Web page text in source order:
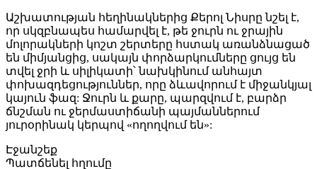
Աշխատության հեղինակներից Քերոլ Նիսրը նշել է,
որ սկզբնապես համարվել է, թե ջուրն ու ջրային
մոլորակների կոշտ շերտերը հստակ առանձնացած
են միմյանցից, սակայն փորձարկումները ցույց են
տվել ջրի և սիլիկատի՝ նախկինում անհայտ
փոխազդեցություններ, որը ձևավորում է միջանկյալ
կայուն ֆազ: Ջուրն և քարը, պարզվում է, բարձր
ճնշման ու ջերմաստիճանի պայմաններում
յուրօրինակ կերպով «ողողվում են»:
Էջանշեք
Պատճենել հղումը